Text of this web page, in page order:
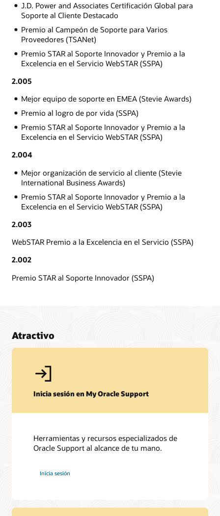
J.D. Power and Associates Certificación Global para
Soporte al Cliente Destacado
Premio al Campeón de Soporte para Varios
Proveedores (TSANet)
Premio STAR al Soporte Innovador y Premio a la
Excelencia en el Servicio WebSTAR (SSPA)
2.005
Mejor equipo de soporte en EMEA (Stevie Awards)
Premio al logro de por vida (SSPA)
Premio STAR al Soporte Innovador y Premio a la
Excelencia en el Servicio WebSTAR (SSPA)
2.004
Mejor organización de servicio al cliente (Stevie
International Business Awards)
Premio STAR al Soporte Innovador y Premio a la
Excelencia en el Servicio WebSTAR (SSPA)
2.003
WebSTAR Premio a la Excelencia en el Servicio (SSPA)
2.002
Premio STAR al Soporte Innovador (SSPA)
Atractivo
Inicia sesión en My Oracle Support
Herramientas y recursos especializados de
Oracle Support al alcance de tu mano.
Inicia sesión